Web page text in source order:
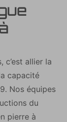
c’est allier la
capacité
Nos équipes
du
pierre à